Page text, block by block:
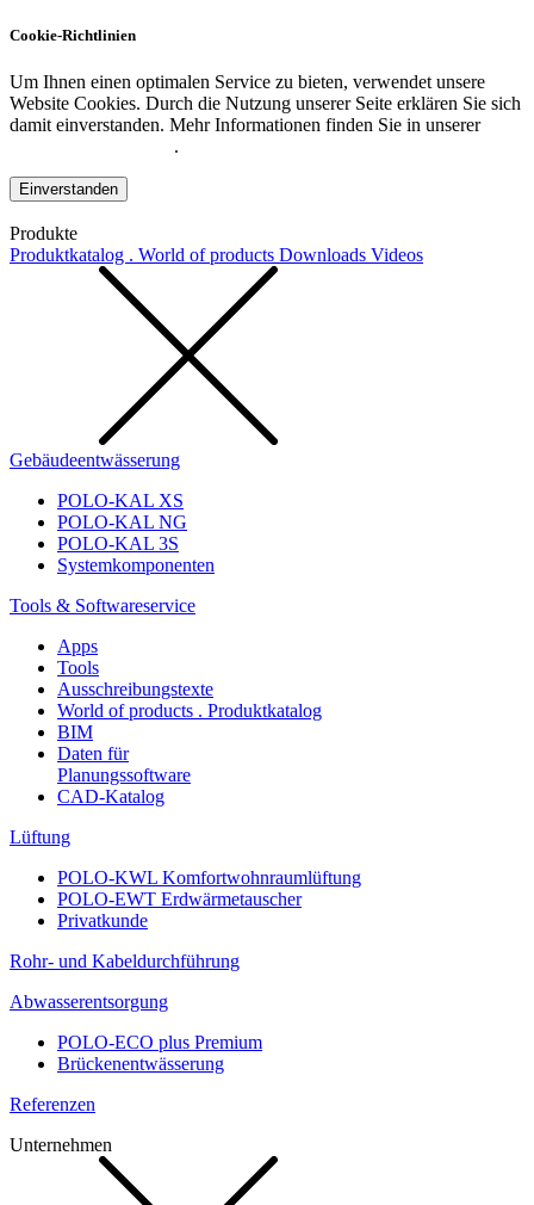
Cookie-Richtlinien
Um Ihnen einen optimalen Service zu bieten, verwendet unsere
Website Cookies. Durch die Nutzung unserer Seite erklären Sie sich
damit einverstanden. Mehr Informationen finden Sie in unserer
.
Einverstanden
Produkte
Produktkatalog . World of products Downloads Videos
Gebäudeentwässerung
POLO-KAL XS
POLO-KAL NG
POLO-KAL 3S
Systemkomponenten
Tools & Softwareservice
Apps
Tools
Ausschreibungstexte
World of products . Produktkatalog
BIM
Daten für
Planungssoftware
CAD-Katalog
Lüftung
POLO-KWL Komfortwohnraumlüftung
POLO-EWT Erdwärmetauscher
Privatkunde
Rohr- und Kabeldurchführung
Abwasserentsorgung
POLO-ECO plus Premium
Brückenentwässerung
Referenzen
Unternehmen